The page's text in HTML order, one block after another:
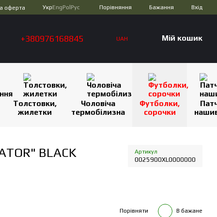
оферта УкрEngPol Рус Порівняння Бажання Вхід
+380976168845 UAH Мій кошик
Толстовки,
жилетки
Чоловіча
термобілизна
Футболки,
сорочки
BLACK Артикул
0025900XL0000000
Порівняти В бажане